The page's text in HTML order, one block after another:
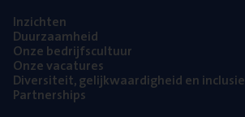
Inzich­ten
Duur­zaam­heid
Onze bedrijfs­cul­tuur
Onze vaca­tu­res
Diver­si­teit, gelijk­waar­dig­heid en inclusie
Part­ner­ships